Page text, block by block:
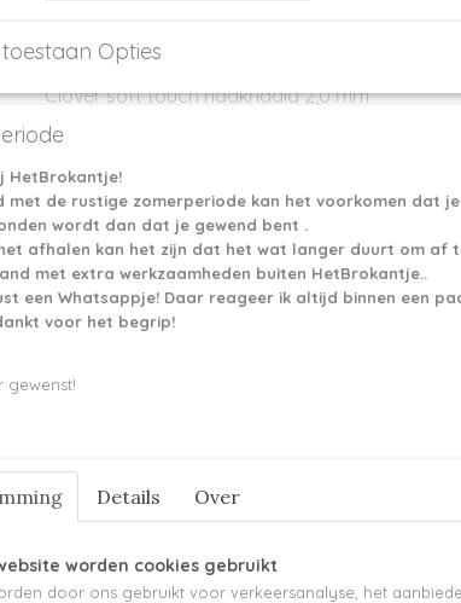
Omschrijving
Clover soft touch haaknaald 2,0 mm
Reacties
Opties
HetBrokantje!
met de rustige zomerperiode kan het voorkomen dat
wordt dan dat je gewend bent .
afhalen kan het zijn dat het wat langer duurt om af
met extra werkzaamheden buiten HetBrokantje..
een Whatsappje! Daar reageer ik altijd binnen een
voor het begrip!
gewenst!
Details Over
worden cookies gebruikt
door ons gebruikt voor verkeersanalyse, het